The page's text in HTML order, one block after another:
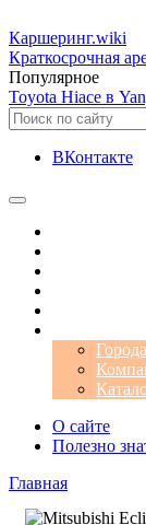
Каршеринг.wiki
Краткосрочная
Популярное
Toyota Hiace в
ВКонтакте
Города
О сайте
Полезно
Главная